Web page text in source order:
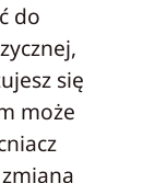
do
się
może